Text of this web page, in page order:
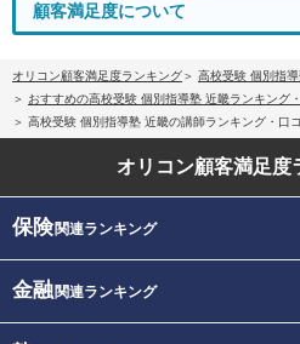
顧客満足度について
オリコン顧客満足度ランキング
高校受験 個別指
おすすめの高校受験 個別指導塾 近畿ランキング
高校受験 個別指導塾 近畿の講師ランキング・口
オリコン顧客満足度
保険関連ランキング
金融関連ランキング